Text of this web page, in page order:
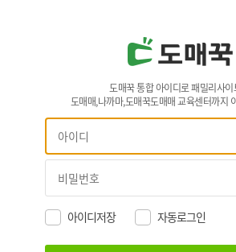
도매꾹 통합 아이디로 패밀리사이
도매매,나까마,도매꾹도매매 교육센터까지
아이디저장 자동로그인